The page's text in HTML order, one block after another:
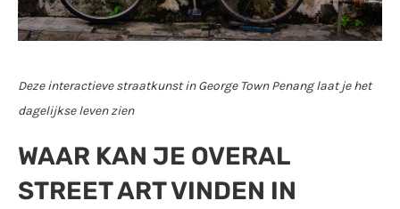
Deze interactieve straatkunst in George Town Penang laat je het
dagelijkse leven zien
WAAR KAN JE OVERAL
STREET ART VINDEN IN